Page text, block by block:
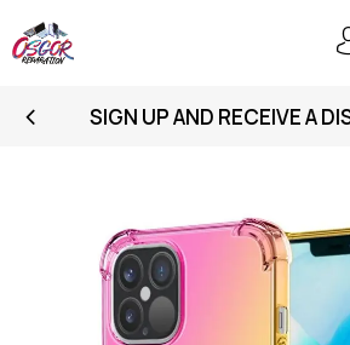
SIGN UP AND RECEIVE A